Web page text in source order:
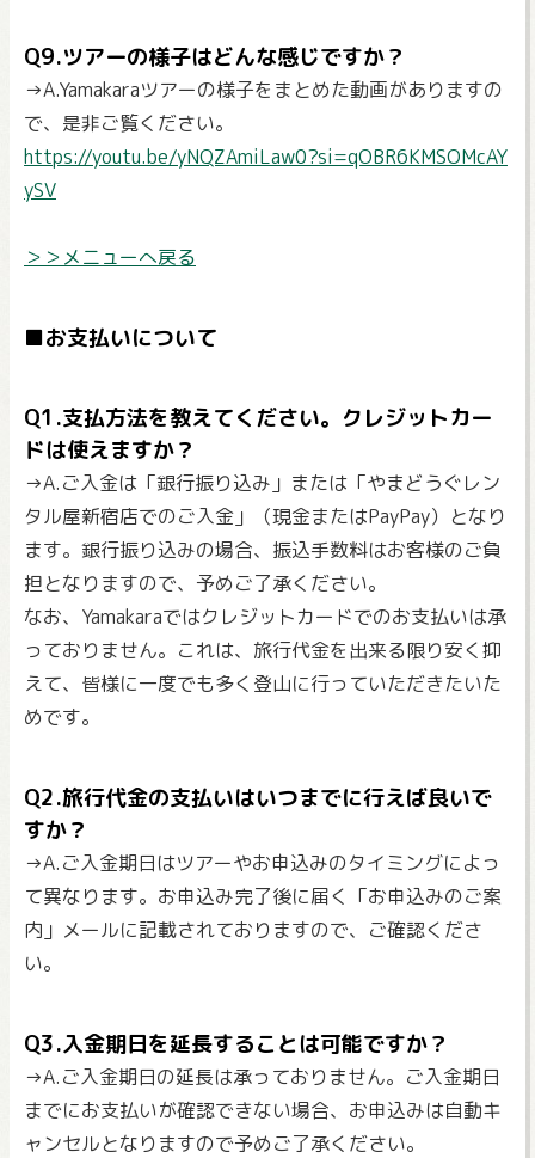
Q9.ツアーの様子はどんな感じですか？
→A.Yamakaraツアーの様子をまとめた動画がありますの
で、是非ご覧ください。
https://youtu.be/yNQZAmiLaw0?si=qOBR6KMSOMcAY
ySV
＞＞メニューへ戻る
■お支払いについて
Q1.支払方法を教えてください。クレジットカー
ドは使えますか？
→A.ご入金は「銀行振り込み」または「やまどうぐレン
タル屋新宿店でのご入金」（現金またはPayPay）となり
ます。銀行振り込みの場合、振込手数料はお客様のご負
担となりますので、予めご了承ください。
なお、Yamakaraではクレジットカードでのお支払いは承
っておりません。これは、旅行代金を出来る限り安く抑
えて、皆様に一度でも多く登山に行っていただきたいた
めです。
Q2.旅行代金の支払いはいつまでに行えば良いで
すか？
→A.ご入金期日はツアーやお申込みのタイミングによっ
て異なります。お申込み完了後に届く「お申込みのご案
内」メールに記載されておりますので、ご確認くださ
い。
Q3.入金期日を延長することは可能ですか？
→A.ご入金期日の延長は承っておりません。ご入金期日
までにお支払いが確認できない場合、お申込みは自動キ
ャンセルとなりますので予めご了承ください。